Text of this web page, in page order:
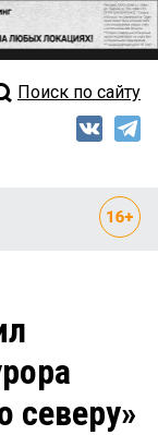
выпуск
Поиск по сайту
северу»